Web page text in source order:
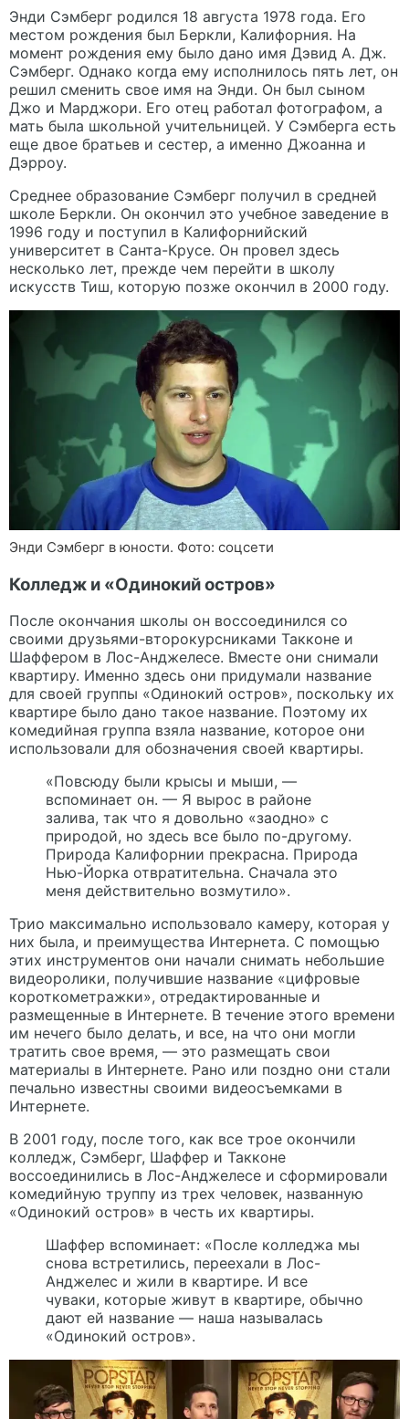
Энди Сэмберг родился 18 августа 1978 года. Его
местом рождения был Беркли, Калифорния. На
момент рождения ему было дано имя Дэвид А. Дж.
Сэмберг. Однако когда ему исполнилось пять лет, он
решил сменить свое имя на Энди. Он был сыном
Джо и Марджори. Его отец работал фотографом, а
мать была школьной учительницей. У Сэмберга есть
еще двое братьев и сестер, а именно Джоанна и
Дэрроу.
Среднее образование Сэмберг получил в средней
школе Беркли. Он окончил это учебное заведение в
1996 году и поступил в Калифорнийский
университет в Санта-Крусе. Он провел здесь
несколько лет, прежде чем перейти в школу
искусств Тиш, которую позже окончил в 2000 году.
Энди Сэмберг в юности. Фото: соцсети
Колледж и «Одинокий остров»
После окончания школы он воссоединился со
своими друзьями-второкурсниками Такконе и
Шаффером в Лос-Анджелесе. Вместе они снимали
квартиру. Именно здесь они придумали название
для своей группы «Одинокий остров», поскольку их
квартире было дано такое название. Поэтому их
комедийная группа взяла название, которое они
использовали для обозначения своей квартиры.
«Повсюду были крысы и мыши, —
вспоминает он. — Я вырос в районе
залива, так что я довольно «заодно» с
природой, но здесь все было по-другому.
Природа Калифорнии прекрасна. Природа
Нью-Йорка отвратительна. Сначала это
меня действительно возмутило».
Трио максимально использовало камеру, которая у
них была, и преимущества Интернета. С помощью
этих инструментов они начали снимать небольшие
видеоролики, получившие название «цифровые
короткометражки», отредактированные и
размещенные в Интернете. В течение этого времени
им нечего было делать, и все, на что они могли
тратить свое время, — это размещать свои
материалы в Интернете. Рано или поздно они стали
печально известны своими видеосъемками в
Интернете.
В 2001 году, после того, как все трое окончили
колледж, Сэмберг, Шаффер и Такконе
воссоединились в Лос-Анджелесе и сформировали
комедийную труппу из трех человек, названную
«Одинокий остров» в честь их квартиры.
Шаффер вспоминает: «После колледжа мы
снова встретились, переехали в Лос-
Анджелес и жили в квартире. И все
чуваки, которые живут в квартире, обычно
дают ей название — наша называлась
«Одинокий остров».